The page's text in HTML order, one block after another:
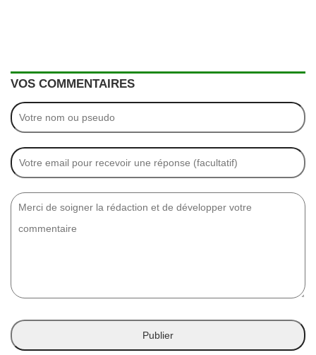
VOS COMMENTAIRES